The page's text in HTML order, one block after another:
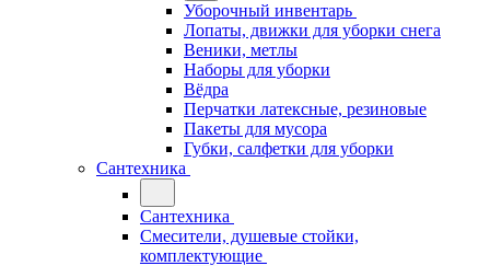
Уборочный инвентарь
Лопаты, движки для уборки снега
Веники, метлы
Наборы для уборки
Вёдра
Перчатки латексные, резиновые
Пакеты для мусора
Губки, салфетки для уборки
Сантехника
Сантехника
Смесители, душевые стойки,
комплектующие